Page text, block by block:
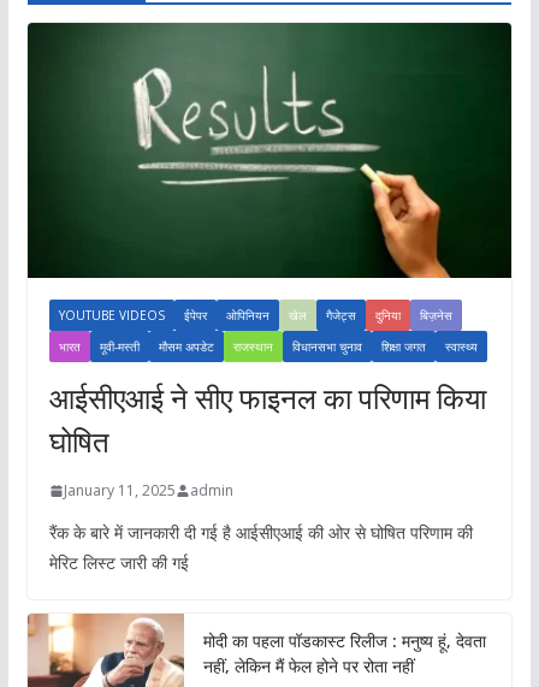
YOUTUBE VIDEOS ईपेपर ओपिनियन खेल गैजेट्स दुनिया
बिज़नेस
भारत
मूवी-मस्ती मौसम अपडेट राजस्थान विधानसभा चुनाव शिक्षा जगत स्वास्थ्य
आईसीएआई ने सीए फाइनल का परिणाम किया
घोषित
January 11, 2025 admin
रैंक के बारे में जानकारी दी गई है आईसीएआई की ओर से घोषित परिणाम की
मेरिट लिस्ट जारी की गई
मोदी का पहला पॉडकास्ट रिलीज : मनुष्य हूं, देवता
नहीं, लेकिन मैं फेल होने पर रोता नहीं